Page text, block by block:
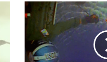
La
Guardia
Costera
continúa
la
búsqueda